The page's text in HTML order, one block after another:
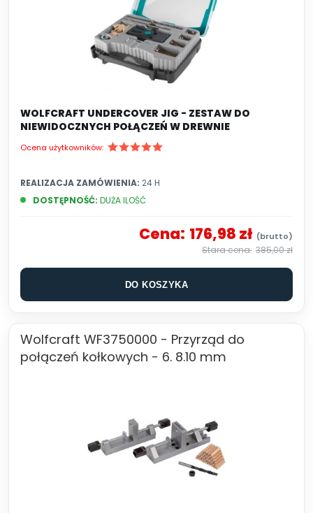
WOLFCRAFT UNDERCOVER JIG - ZESTAW DO
NIEWIDOCZNYCH POŁĄCZEŃ W DREWNIE
Ocena użytkowników:
DOSTĘPNOŚĆ: DUŻA ILOŚĆ
REALIZACJA ZAMÓWIENIA: 24 H
Cena: 176,98 zł
385,00 zł
DO KOSZYKA
Wolfcraft WF3750000 - Przyrząd do
połączeń kołkowych - 6. 8.10 mm